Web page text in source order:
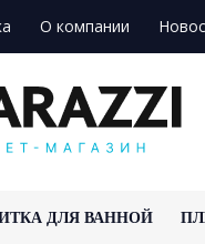
О компании
ДЛЯ ВАННОЙ